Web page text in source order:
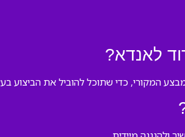
לאנדא?
המקורי, כדי שתוכל להוביל את הביצוע